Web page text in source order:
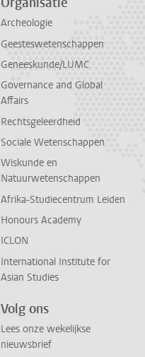
Archeologie
Geesteswetenschappen
Geneeskunde/LUMC
Governance and Global
Affairs
Rechtsgeleerdheid
Sociale Wetenschappen
Wiskunde en
Natuurwetenschappen
Afrika-Studiecentrum Leiden
Honours Academy
ICLON
International Institute for
Asian Studies
Volg ons
Lees onze wekelijkse
nieuwsbrief